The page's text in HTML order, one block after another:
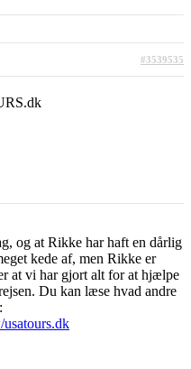
#3539535
og at Rikke har haft en dårlig
kede af, men Rikke er
at vi har gjort alt for at hjælpe
Du kan læse hvad andre